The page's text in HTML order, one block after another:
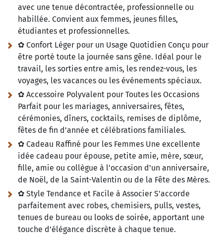
avec une tenue décontractée, professionnelle ou
habillée. Convient aux femmes, jeunes filles,
étudiantes et professionnelles.
✿ Confort Léger pour un Usage Quotidien Conçu pour
être porté toute la journée sans gêne. Idéal pour le
travail, les sorties entre amis, les rendez-vous, les
voyages, les vacances ou les événements spéciaux.
✿ Accessoire Polyvalent pour Toutes les Occasions
Parfait pour les mariages, anniversaires, fêtes,
cérémonies, dîners, cocktails, remises de diplôme,
fêtes de fin d’année et célébrations familiales.
✿ Cadeau Raffiné pour les Femmes Une excellente
idée cadeau pour épouse, petite amie, mère, sœur,
fille, amie ou collègue à l’occasion d’un anniversaire,
de Noël, de la Saint-Valentin ou de la Fête des Mères.
✿ Style Tendance et Facile à Associer S'accorde
parfaitement avec robes, chemisiers, pulls, vestes,
tenues de bureau ou looks de soirée, apportant une
touche d’élégance discrète à chaque tenue.